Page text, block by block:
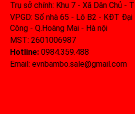
Trụ sở chính: Khu 7 - Xã Dân Chủ -
VPGD: Số nhà 65 - Lô B2 - KĐT
Công - Q.Hoàng Mai - Hà nội
MST: 2601006987
Hotline: 0984.359.488‬
Email: evnbambo.sale@gmail.com